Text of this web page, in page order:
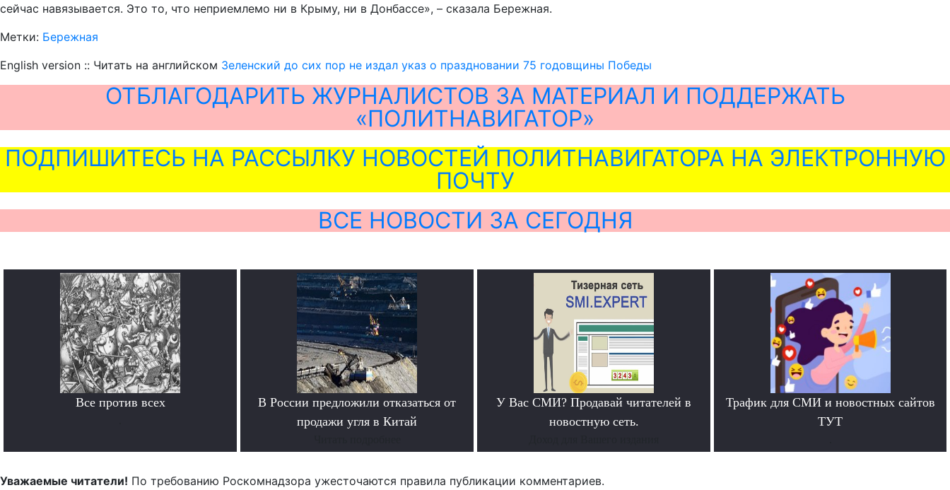
сейчас навязывается. Это то, что неприемлемо ни в Крыму, ни в Донбассе», – сказала Бережная.
Метки: Бережная
English version :: Читать на английском Зеленский до сих пор не издал указ о праздновании 75 годовщины Победы
ОТБЛАГОДАРИТЬ ЖУРНАЛИСТОВ ЗА МАТЕРИАЛ И ПОДДЕРЖАТЬ
«ПОЛИТНАВИГАТОР»
ПОДПИШИТЕСЬ НА РАССЫЛКУ НОВОСТЕЙ ПОЛИТНАВИГАТОРА НА ЭЛЕКТРОННУЮ
ПОЧТУ
ВСЕ НОВОСТИ ЗА СЕГОДНЯ
Все против всех
В России предложили отказаться от
продажи угля в Китай
У Вас СМИ? Продавай читателей в
новостную сеть.
Трафик для СМИ и новостных сайтов
ТУТ
Уважаемые читатели! По требованию Роскомнадзора ужесточаются правила публикации комментариев.